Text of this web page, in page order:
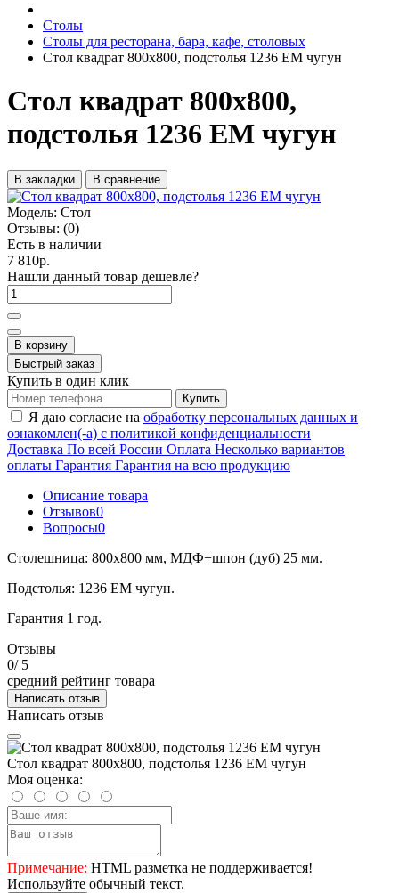
Столы
Столы для ресторана, бара, кафе, столовых
Стол квадрат 800х800, подстолья 1236 ЕМ чугун
Стол квадрат 800х800,
подстолья 1236 ЕМ чугун
В закладки В сравнение
Модель: Стол
Отзывы: (0)
Есть в наличии
7 810р.
Нашли данный товар дешевле?
В корзину
Быстрый заказ
Купить в один клик
Купить
Я даю согласие на обработку персональных данных и
ознакомлен(-а) с политикой конфиденциальности
Доставка По всей России Оплата Несколько вариантов
оплаты Гарантия Гарантия на всю продукцию
Описание товара
Отзывов0
Вопросы0
Столешница: 800х800 мм, МДФ+шпон (дуб) 25 мм.
Подстолья: 1236 ЕМ чугун.
Гарантия 1 год.
Отзывы
0/ 5
средний рейтинг товара
Написать отзыв
Написать отзыв
Стол квадрат 800х800, подстолья 1236 ЕМ чугун
Моя оценка:
Примечание: HTML разметка не поддерживается!
Используйте обычный текст.